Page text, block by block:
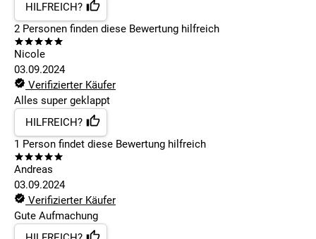
HILFREICH?
2 Personen finden diese Bewertung hilfreich
Nicole
03.09.2024
Verifizierter Käufer
Alles super geklappt
HILFREICH?
1 Person findet diese Bewertung hilfreich
Andreas
03.09.2024
Verifizierter Käufer
Gute Aufmachung